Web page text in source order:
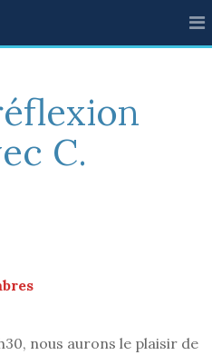
C.
nous aurons le plaisir de